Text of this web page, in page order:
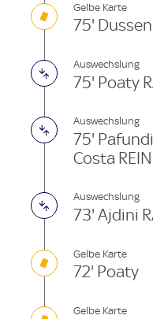
Gelbe Karte
75'
Auswechslung
75' Poaty
Auswechslung
75'
Costa REIN
Auswechslung
73' Ajdini
Gelbe Karte
72' Poaty
Gelbe Karte